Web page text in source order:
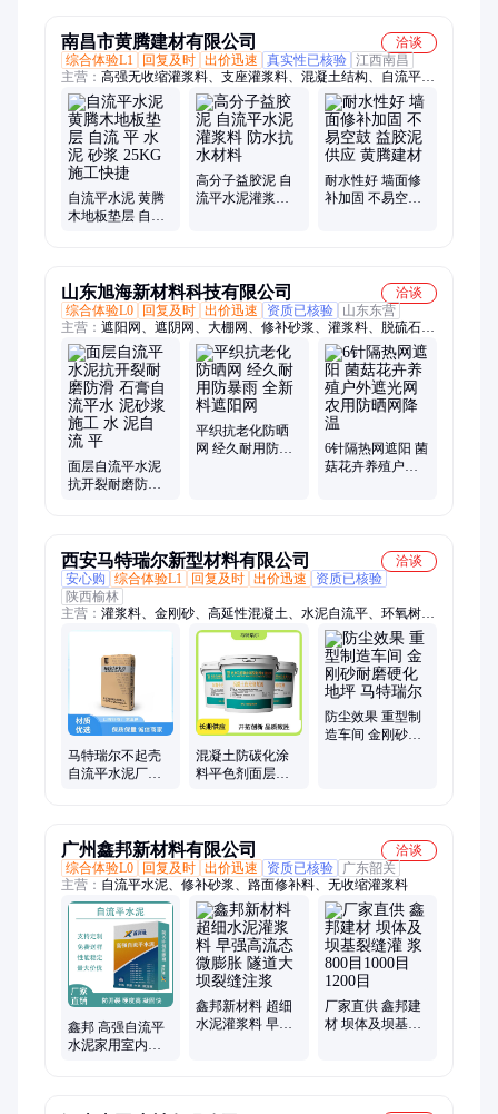
南昌市黄腾建材有限公司
洽谈
综合体验L1
回复及时 出价迅速 真实性已核验 江西南昌
主营： 高强无收缩灌浆料、支座灌浆料、混凝土结构、自流平水
泥、防水防腐修补、快干水泥、双快水泥、水泥路面快速修补
料、混凝土速凝剂、速凝剂、锚固剂、益胶泥、灌浆料、瓷砖
胶、岩砂晶、防冻剂、液体速凝剂、早强剂、聚合物砂浆
自流平水泥 黄腾
木地板垫层 自流
高分子益胶泥 自
流平水泥灌浆料
耐水性好 墙面修
补加固 不易空鼓
山东旭海新材料科技有限公司
洽谈
综合体验L0
回复及时 出价迅速 资质已核验
山东东营
主营： 遮阳网、遮阴网、大棚网、修补砂浆、灌浆料、脱硫石
膏、无机磨石地坪、玻化微珠
面层自流平水泥
抗开裂耐磨防滑
平织抗老化防晒
网 经久耐用防暴
6针隔热网遮阳 菌
菇花卉养殖户外
西安马特瑞尔新型材料有限公司
洽谈
安心购
综合体验L1 回复及时 出价迅速
资质已核验
陕西榆林
主营： 灌浆料、金刚砂、高延性混凝土、水泥自流平、环氧树脂
砂浆、混凝土色差修复剂、聚合物砂浆、路面修补料、碳纤维
布、粘钢胶、植筋胶、环氧树脂灌浆料、灌缝胶、环氧腻子
马特瑞尔不起壳
自流平水泥厂拌
混凝土防碳化涂
料平色剂面层保
防尘效果 重型制
造车间 金刚砂耐
广州鑫邦新材料有限公司
洽谈
综合体验L0
回复及时 出价迅速 资质已核验
广东韶关
主营： 自流平水泥、修补砂浆、路面修补料、无收缩灌浆料
鑫邦 高强自流平
水泥家用室内外
鑫邦新材料 超细
水泥灌浆料 早强
厂家直供 鑫邦建
材 坝体及坝基裂